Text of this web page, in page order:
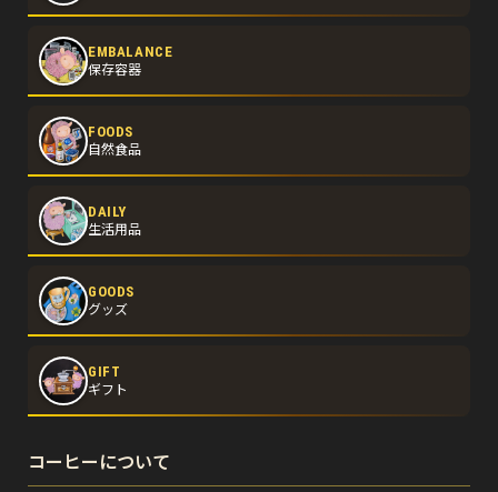
EMBALANCE
保存容器
FOODS
自然食品
DAILY
生活用品
GOODS
グッズ
GIFT
ギフト
コーヒーについて